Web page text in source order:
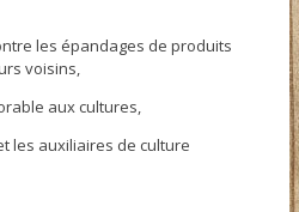
les épandages de produits
voisins,
aux cultures,
les auxiliaires de culture